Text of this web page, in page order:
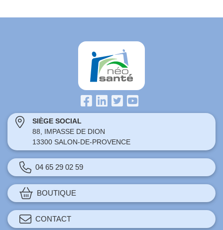
SIÈGE SOCIAL
88, IMPASSE DE DION
13300 SALON-DE-PROVENCE
04 65 29 02 59
BOUTIQUE
CONTACT